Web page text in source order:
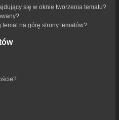
się w oknie tworzenia tematu?
na górę strony tematów?